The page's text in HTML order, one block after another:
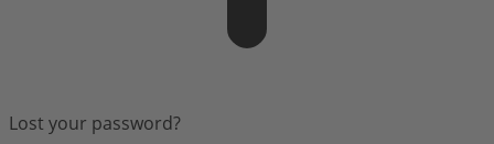
Lost your password?